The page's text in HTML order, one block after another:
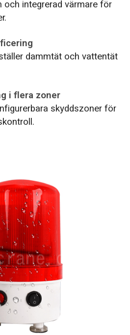
integrerad värmare för
dammtät och vattentät
i flera zoner
skyddszoner för